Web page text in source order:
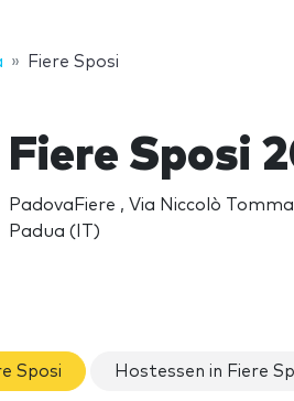
Fiere Sposi
Fiere Sposi
PadovaFiere , Via Niccolò
Padua (IT)
Sposi Hostessen in Fiere